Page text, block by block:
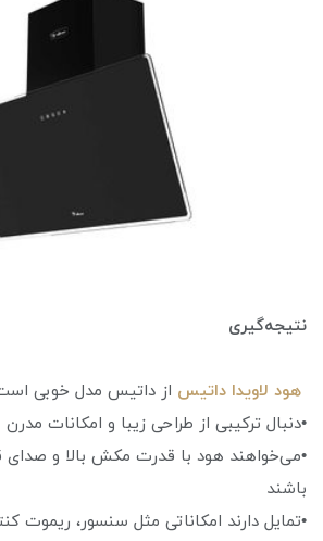
نتیجه‌گیری
هود لاویدا داتیس از داتیس مدل خوبی
•دنبال ترکیبی از طراحی زیبا و امکانات
•می‌خواهند هود با قدرت مکش بالا و صدای
باشند
•تمایل دارند امکاناتی مثل سنسور، ریموت